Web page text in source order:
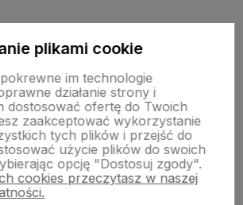
plikami cookie
im technologie
działanie strony i
dostosować ofertę do Twoich
zaakceptować wykorzystanie
tych plików i przejść do
użycie plików do swoich
opcję "Dostosuj zgody".
cookies przeczytasz w naszej